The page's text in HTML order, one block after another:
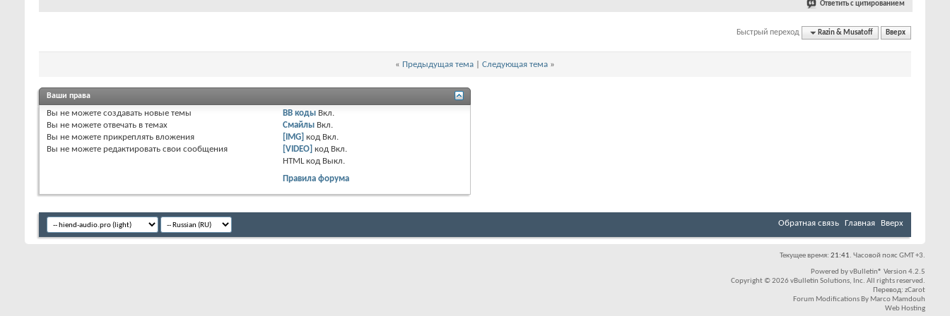
Ответить с цитированием
Быстрый переход Razin & Musatoff Вверх
« Предыдущая тема Следующая тема »
Ваши права
Вы не можете создавать новые темы
Вы не можете отвечать в темах
Вы не можете прикреплять вложения
Вы не можете редактировать свои сообщения
BB коды Вкл.
Смайлы Вкл.
[IMG] код Вкл.
[VIDEO] код Вкл.
HTML код Выкл.
Правила форума
Обратная связь Главная Вверх
Текущее время: 21:41. Часовой пояс GMT +3.
Powered byvBulletin® Version 4.2.5
Copyright © 2026 vBulletin Solutions, Inc. All rights reserved.
Перевод: zCarot
Forum Modifications By Marco Mamdouh
Web Hosting